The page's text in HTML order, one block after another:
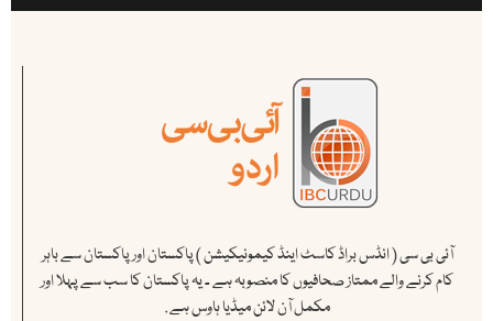
آئی بی سی ( انڈس براڈ کاسٹ اینڈ کیمونیکیشن ) پاکستان اور پاکستان سے باہر
کام کرنے والے ممتاز صحافیوں کا منصوبہ ہے ۔ یہ پاکستان کا سب سے پہلا اور
مکمل آن لائن میڈیا ہاوس ہے .